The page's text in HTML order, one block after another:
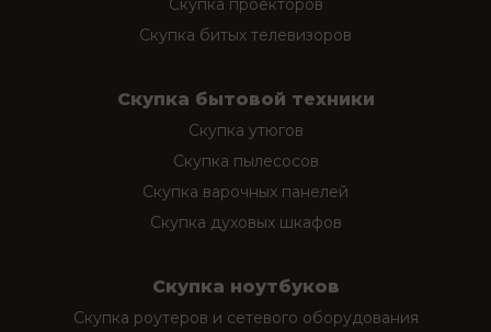
Скупка проекторов
Скупка битых телевизоров
Скупка бытовой техники
Скупка утюгов
Скупка пылесосов
Скупка варочных панелей
Скупка духовых шкафов
Скупка ноутбуков
Скупка роутеров и сетевого оборудования